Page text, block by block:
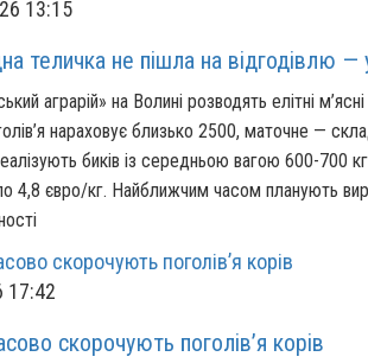
13:15
теличка не пішла на відгодівлю —
аграрій» на Волині розводять елітні
нараховує близько 2500, маточне —
биків із середньою вагою 600-700
4,8 євро/кг. Найближчим часом планують
17:42
скорочують поголів’я корів